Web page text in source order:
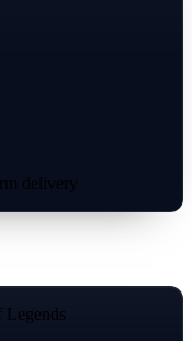
delivery
Legends